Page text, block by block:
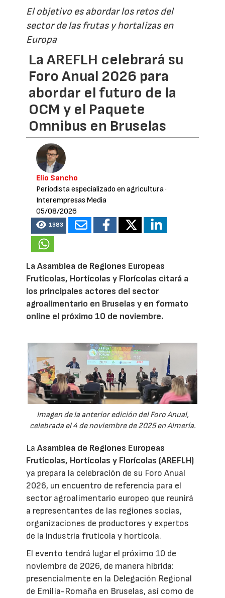
El objetivo es abordar los retos del
sector de las frutas y hortalizas en
Europa
La AREFLH celebrará su
Foro Anual 2026 para
abordar el futuro de la
OCM y el Paquete
Omnibus en Bruselas
Elio Sancho
Periodista especializado en agricultura·
Interempresas Media
05/08/2026
1383
La Asamblea de Regiones Europeas
Frutícolas, Hortícolas y Florícolas citará a
los principales actores del sector
agroalimentario en Bruselas y en formato
online el próximo 10 de noviembre.
Imagen de la anterior edición del Foro Anual,
celebrada el 4 de noviembre de 2025 en Almería.
LaAsamblea de Regiones Europeas
Frutícolas, Hortícolas y Florícolas (AREFLH)
ya prepara la celebración de su Foro Anual
2026, un encuentro de referencia para el
sector agroalimentario europeo que reunirá
a representantes de las regiones socias,
organizaciones de productores y expertos
de la industria frutícola y hortícola.
El evento tendrá lugar el próximo 10 de
noviembre de 2026, de manera híbrida:
presencialmente en la Delegación Regional
de Emilia-Romaña en Bruselas, así como de